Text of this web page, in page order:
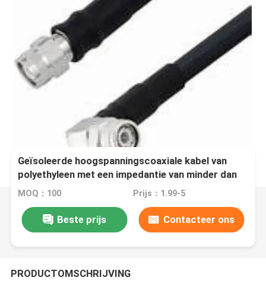
Geïsoleerde hoogspanningscoaxiale kabel van
polyethyleen met een impedantie van minder dan
30 Ohm
MOQ：100 Prijs：1.99-5
Beste prijs Contacteer ons
PRODUCTOMSCHRIJVING